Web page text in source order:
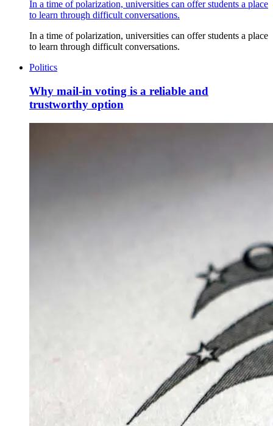
In a time of polarization, universities can offer students a place
to learn through difficult conversations.
In a time of polarization, universities can offer students a place
to learn through difficult conversations.
Politics
Why mail-in voting is a reliable and
trustworthy option